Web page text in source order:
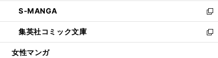
く
で
開
く
ド
ウ
で
開
ウ
ィ
ン
ド
ウ
し
い
ウ
ィ
ン
S-MANGA
新
し
い
ウ
集英社コミック文庫
新
し
女性マンガ